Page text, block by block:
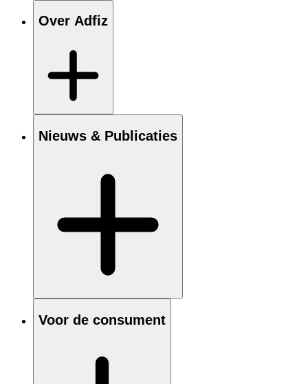
Over Adfiz
Nieuws & Publicaties
Voor de consument